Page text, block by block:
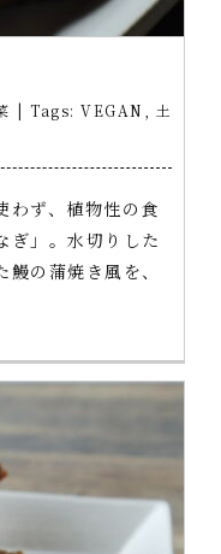
| Tags: VEGAN
土
わず、植物性の食
ぎ」。水切りした
の蒲焼き風を、